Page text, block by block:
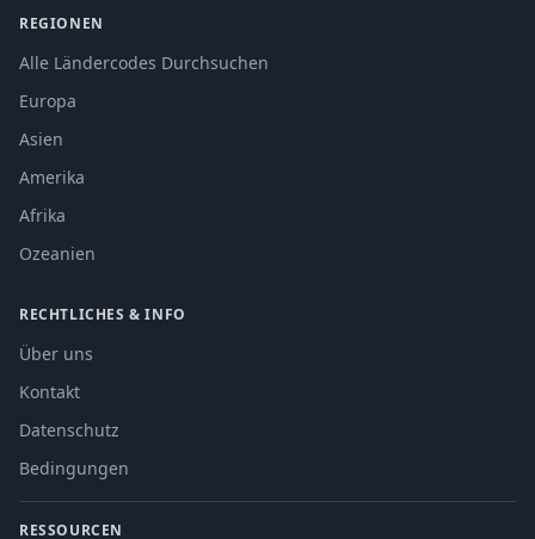
REGIONEN
Alle Ländercodes Durchsuchen
Europa
Asien
Amerika
Afrika
Ozeanien
RECHTLICHES & INFO
Über uns
Kontakt
Datenschutz
Bedingungen
RESSOURCEN